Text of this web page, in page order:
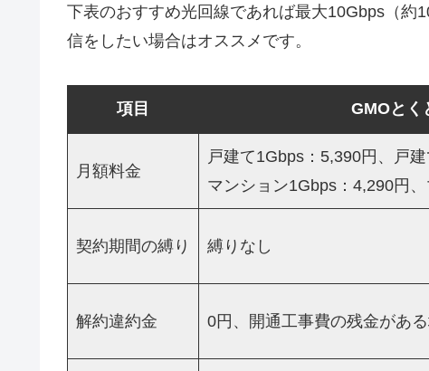
下表のおすすめ光回線であれば最大10Gbps（約
信をしたい場合はオススメです。
項目 GMOとく
月額料金
戸建て1Gbps：5,390円、戸
マンション1Gbps：4,290円
契約期間の縛り 縛りなし
解約違約金 0円、開通工事費の残金があ